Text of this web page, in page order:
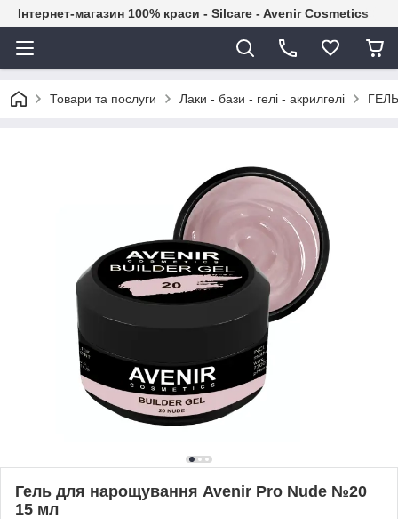
Інтернет-магазин 100% краси - Silcare - Avenir Cosmetics
Товари та послуги Лаки - бази - гелі - акрилгелі
Гель для нарощування Avenir Pro Nude №20
15 мл